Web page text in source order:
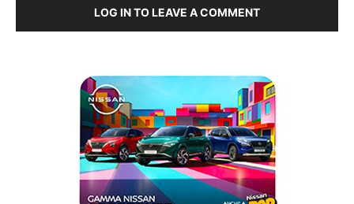
LOG IN TO LEAVE A COMMENT